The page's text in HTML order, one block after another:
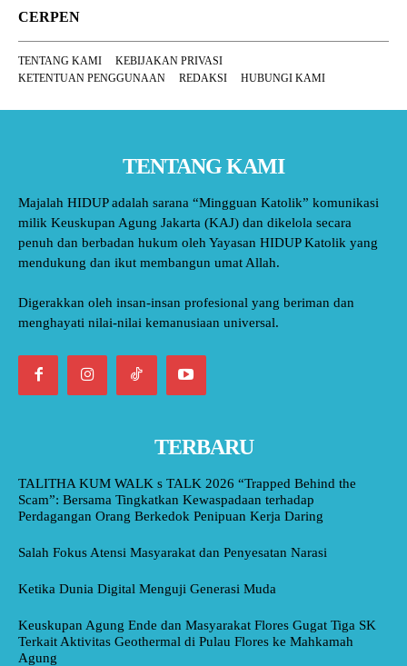
CERPEN
TENTANG KAMI
KEBIJAKAN PRIVASI
KETENTUAN PENGGUNAAN
REDAKSI HUBUNGI KAMI
TENTANG KAMI
Majalah HIDUP adalah sarana “Mingguan Katolik” komunikasi
milik Keuskupan Agung Jakarta (KAJ) dan dikelola secara
penuh dan berbadan hukum oleh Yayasan HIDUP Katolik yang
mendukung dan ikut membangun umat Allah.
Digerakkan oleh insan-insan profesional yang beriman dan
menghayati nilai-nilai kemanusiaan universal.
TERBARU
TALITHA KUM WALK s TALK 2026 “Trapped Behind the
Scam”: Bersama Tingkatkan Kewaspadaan terhadap
Perdagangan Orang Berkedok Penipuan Kerja Daring
Salah Fokus Atensi Masyarakat dan Penyesatan Narasi
Ketika Dunia Digital Menguji Generasi Muda
Keuskupan Agung Ende dan Masyarakat Flores Gugat Tiga SK
Terkait Aktivitas Geothermal di Pulau Flores ke Mahkamah
Agung